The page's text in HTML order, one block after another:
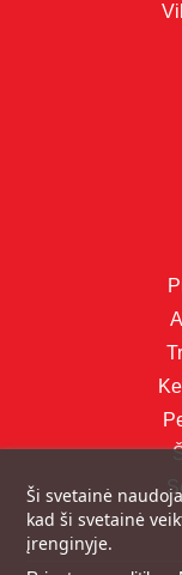
Ši svetainė
kad ši svetainė
įrenginyje.